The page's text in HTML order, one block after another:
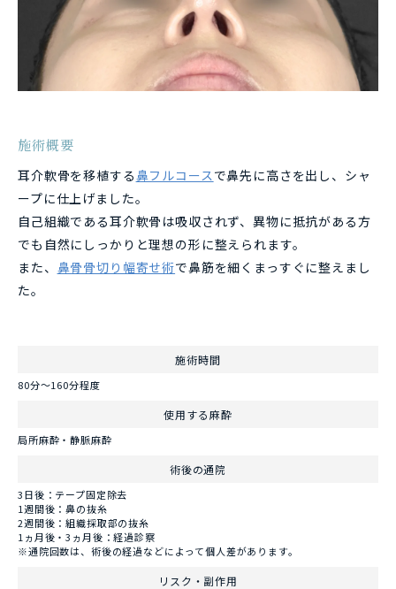
施術概要
耳介軟骨を移植する鼻フルコースで鼻先に高さを出し、シャ
ープに仕上げました。
自己組織である耳介軟骨は吸収されず、異物に抵抗がある方
でも自然にしっかりと理想の形に整えられます。
また、 鼻骨骨切り幅寄せ術で鼻筋を細くまっすぐに整えまし
た。
施術時間
80分〜160分程度
使用する麻酔
局所麻酔・静脈麻酔
術後の通院
3日後：テープ固定除去
1週間後：鼻の抜糸
2週間後：組織採取部の抜糸
1ヵ月後・3ヵ月後：経過診察
※通院回数は、術後の経過などによって個人差があります。
リスク・副作用